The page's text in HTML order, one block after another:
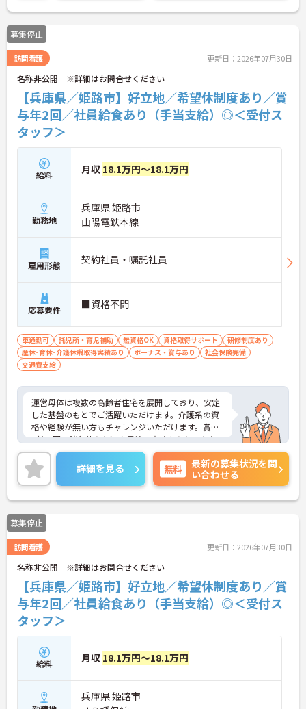
募集停止
訪問看護 更新日：2026年07月30日
名称非公開 ※詳細はお問合せください
【兵庫県／姫路市】好立地／希望休制度あり／賞
与年2回／社員給食あり（手当支給）◎＜受付ス
タッフ＞
給料 月収 18.1万円～18.1万円
勤務地
兵庫県 姫路市
山陽電鉄本線
雇用形態 契約社員・嘱託社員
応募要件 ■資格不問
車通勤可 託児所・育児補助 無資格OK 資格取得サポート
研修制度あり
産休･育休･介護休暇取得実績あり
ボーナス・賞与あり
社会保険完備
交通費支給
運営母体は複数の高齢者住宅を展開しており、安定
した基盤のもとでご活躍いただけます。介護系の資
格や経験が無い方もチャレンジいただけます。賞与
（年2回、諸条件あり）や昇給の実績もあり、あな
たの頑張りがしっかりと評価されます。無料の社員
給食（1日1食）や、育休からの復職をサポートする
育児給付金+（プラス）制度（最大10万円）、資格
取得支援制度（最大10万円補助）など、福利厚生も
充実しています。社内研修やキャリアパス制度も整
っており、スキルアップを目指したい方にも最適で
す。ご興味のある方には、面接対策ポイントなど、
さらに詳細をお話ししますのでお気軽にご相談くだ
さい！
詳細を見る 無料
最新の募集状況を問
い合わせる
募集停止
訪問看護 更新日：2026年07月30日
名称非公開 ※詳細はお問合せください
【兵庫県／姫路市】好立地／希望休制度あり／賞
与年2回／社員給食あり（手当支給）◎＜受付ス
タッフ＞
給料 月収 18.1万円～18.1万円
兵庫県 姫路市